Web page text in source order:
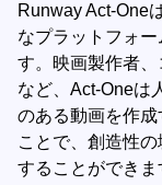
Runway Act-One
なプラットフォ
す。映画製作者
など、Act-Oneは
のある動画を作
ことで、創造性
することができま